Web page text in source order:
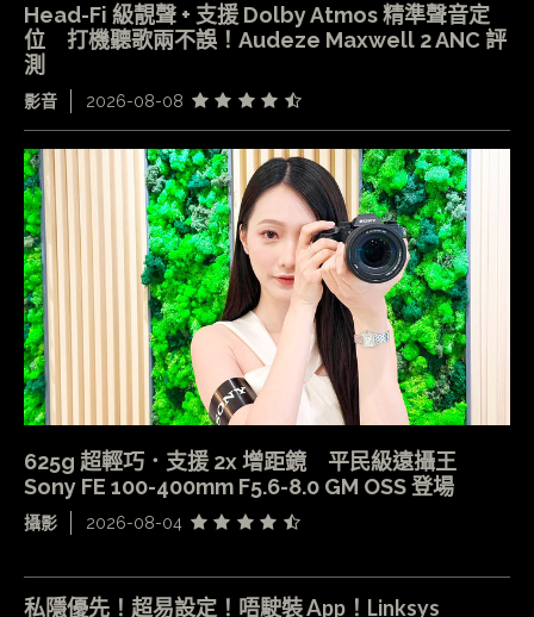
Head-Fi 級靚聲 + 支援 Dolby Atmos 精準聲音定
位 打機聽歌兩不誤！Audeze Maxwell 2 ANC 評
測
影音 2026-08-08
625g 超輕巧．支援 2x 增距鏡 平民級遠攝王
Sony FE 100-400mm F5.6-8.0 GM OSS 登場
攝影 2026-08-04
私隱優先！超易設定！唔駛裝 App！Linksys